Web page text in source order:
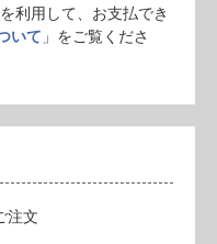
利用して、お支払でき
いて 」をご覧くださ
注文